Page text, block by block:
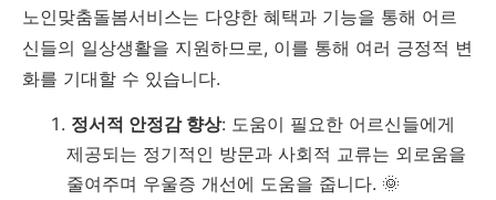
노인맞춤돌봄서비스는 다양한 혜택과 기능을 통해 어르
신들의 일상생활을 지원하므로, 이를 통해 여러 긍정적 변
화를 기대할 수 있습니다.
정서적 안정감 향상: 도움이 필요한 어르신들에게
제공되는 정기적인 방문과 사회적 교류는 외로움을
줄여주며 우울증 개선에 도움을 줍니다. 🌞